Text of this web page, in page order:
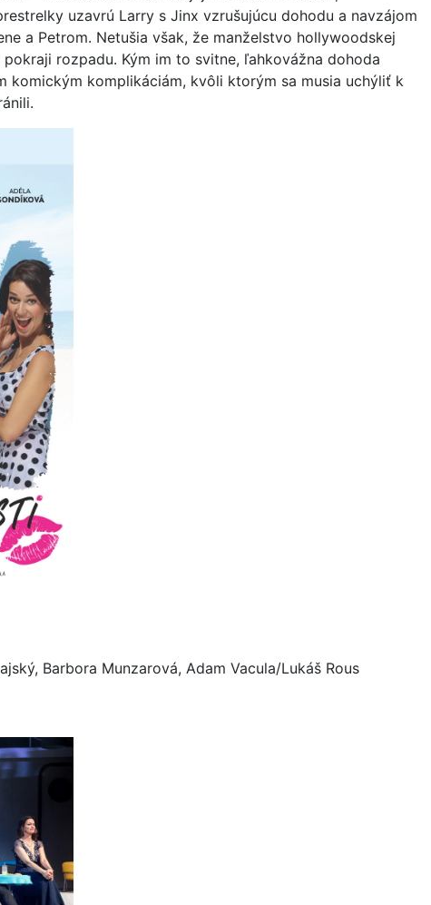
uzavrú Larry s Jinx vzrušujúcu dohodu a navzájom
a Petrom. Netušia však, že manželstvo hollywoodskej
rozpadu. Kým im to svitne, ľahkovážna dohoda
komickým komplikáciám, kvôli ktorým sa musia uchýliť k
Barbora Munzarová, Adam Vacula/Lukáš Rous